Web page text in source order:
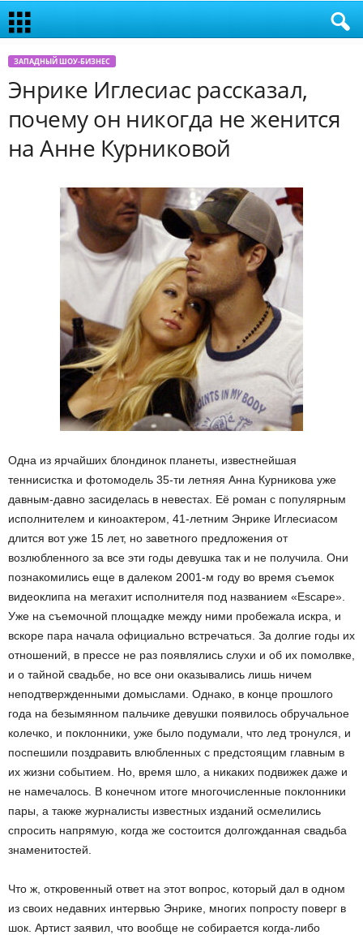
ЗАПАДНЫЙ ШОУ-БИЗНЕС
Энрике Иглесиас рассказал,
почему он никогда не женится
на Анне Курниковой
Одна из ярчайших блондинок планеты, известнейшая
теннисистка и фотомодель 35-ти летняя Анна Курникова уже
давным-давно засиделась в невестах. Её роман с популярным
исполнителем и киноактером, 41-летним Энрике Иглесиасом
длится вот уже 15 лет, но заветного предложения от
возлюбленного за все эти годы девушка так и не получила. Они
познакомились еще в далеком 2001-м году во время съемок
видеоклипа на мегахит исполнителя под названием «Escape».
Уже на съемочной площадке между ними пробежала искра, и
вскоре пара начала официально встречаться. За долгие годы их
отношений, в прессе не раз появлялись слухи и об их помолвке,
и о тайной свадьбе, но все они оказывались лишь ничем
неподтвержденными домыслами. Однако, в конце прошлого
года на безымянном пальчике девушки появилось обручальное
колечко, и поклонники, уже было подумали, что лед тронулся, и
поспешили поздравить влюбленных с предстоящим главным в
их жизни событием. Но, время шло, а никаких подвижек даже и
не намечалось. В конечном итоге многочисленные поклонники
пары, а также журналисты известных изданий осмелились
спросить напрямую, когда же состоится долгожданная свадьба
знаменитостей.
Что ж, откровенный ответ на этот вопрос, который дал в одном
из своих недавних интервью Энрике, многих попросту поверг в
шок. Артист заявил, что вообще не собирается когда-либо